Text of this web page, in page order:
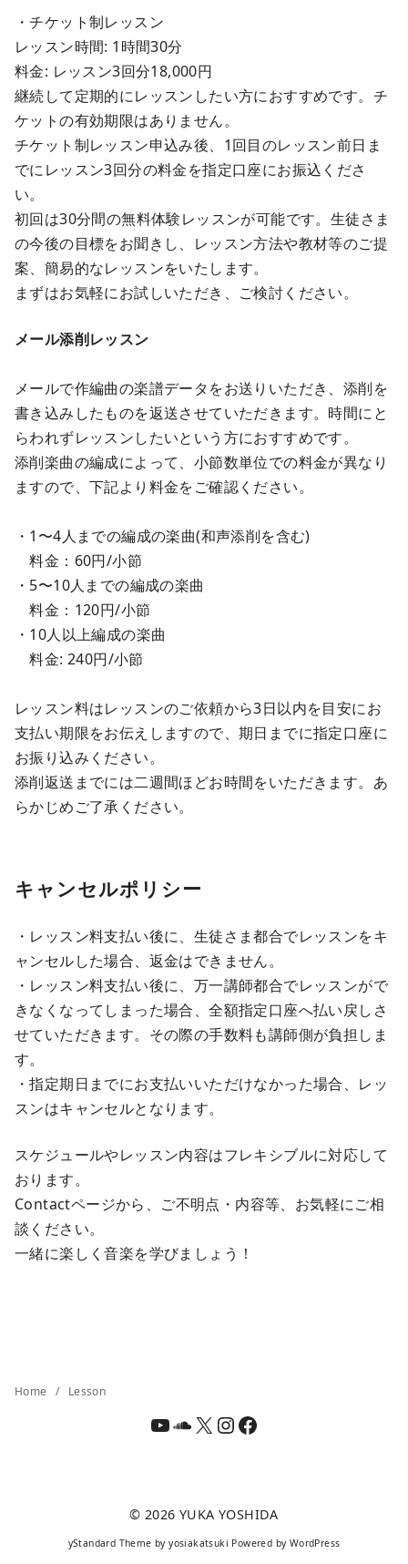
・チケット制レッスン
レッスン時間: 1時間30分
料金: レッスン3回分18,000円
継続して定期的にレッスンしたい方におすすめです。チ
ケットの有効期限はありません。
チケット制レッスン申込み後、1回目のレッスン前日ま
でにレッスン3回分の料金を指定口座にお振込くださ
い。
初回は30分間の無料体験レッスンが可能です。生徒さま
の今後の目標をお聞きし、レッスン方法や教材等のご提
案、簡易的なレッスンをいたします。
まずはお気軽にお試しいただき、ご検討ください。
メール添削レッスン
メールで作編曲の楽譜データをお送りいただき、添削を
書き込みしたものを返送させていただきます。時間にと
らわれずレッスンしたいという方におすすめです。
添削楽曲の編成によって、小節数単位での料金が異なり
ますので、下記より料金をご確認ください。
・1〜4人までの編成の楽曲(和声添削を含む)
料金：60円/小節
・5〜10人までの編成の楽曲
料金：120円/小節
・10人以上編成の楽曲
料金: 240円/小節
レッスン料はレッスンのご依頼から3日以内を目安にお
支払い期限をお伝えしますので、期日までに指定口座に
お振り込みください。
添削返送までには二週間ほどお時間をいただきます。あ
らかじめご了承ください。
キャンセルポリシー
・レッスン料支払い後に、生徒さま都合でレッスンをキ
ャンセルした場合、返金はできません。
・レッスン料支払い後に、万一講師都合でレッスンがで
きなくなってしまった場合、全額指定口座へ払い戻しさ
せていただきます。その際の手数料も講師側が負担しま
す。
・指定期日までにお支払いいただけなかった場合、レッ
スンはキャンセルとなります。
スケジュールやレッスン内容はフレキシブルに対応して
おります。
Contactページから、ご不明点・内容等、お気軽にご相
談ください。
一緒に楽しく音楽を学びましょう！
Home Lesson
YouTube SoundCloud X InstagramFacebook
© 2026 YUKA YOSHIDA
yStandard Theme byyosiakatsuki Powered by WordPress